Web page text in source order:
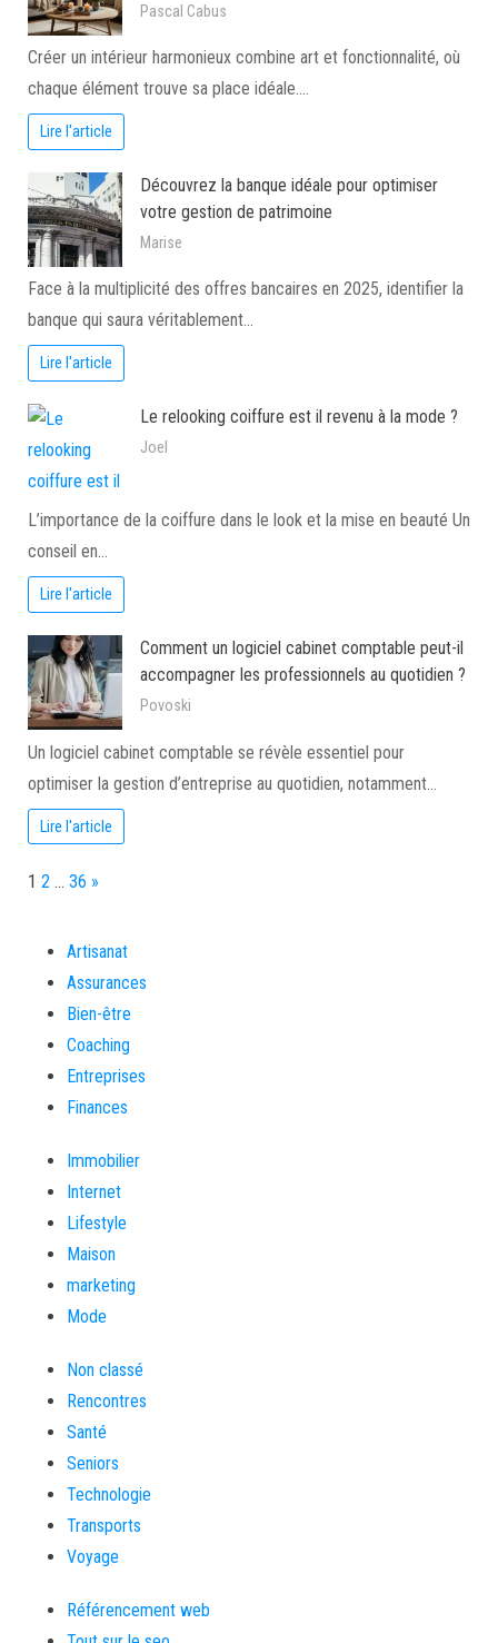
Pascal Cabus
Créer un intérieur harmonieux combine art et fonctionnalité, où
chaque élément trouve sa place idéale.…
Lire l'article
Découvrez la banque idéale pour optimiser
votre gestion de patrimoine
Marise
Face à la multiplicité des offres bancaires en 2025, identifier la
banque qui saura véritablement…
Lire l'article
Le relooking coiffure est il revenu à la mode ?
Joel
L’importance de la coiffure dans le look et la mise en beauté Un
conseil en…
Lire l'article
Comment un logiciel cabinet comptable peut-il
accompagner les professionnels au quotidien ?
Povoski
Un logiciel cabinet comptable se révèle essentiel pour
optimiser la gestion d’entreprise au quotidien, notamment…
Lire l'article
Page:
1 2 … 36 Next
»
Artisanat
Assurances
Bien-être
Coaching
Entreprises
Finances
Immobilier
Internet
Lifestyle
Maison
marketing
Mode
Non classé
Rencontres
Santé
Seniors
Technologie
Transports
Voyage
Référencement web